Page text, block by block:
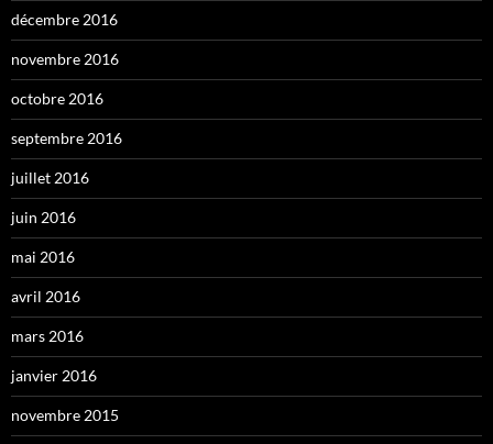
décembre 2016
novembre 2016
octobre 2016
septembre 2016
juillet 2016
juin 2016
mai 2016
avril 2016
mars 2016
janvier 2016
novembre 2015